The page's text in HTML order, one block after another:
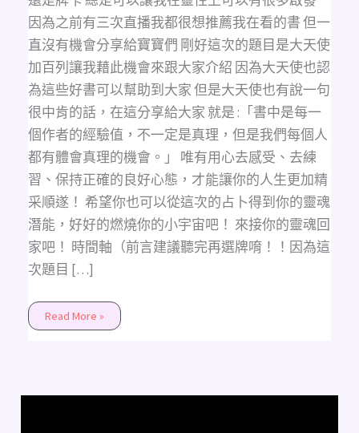
因為之前有三次直播我都很想推薦我在看的書 但一
直沒有機會分享給寶寶們 剛好這次的題目是大天使
加百列讓我藉此機會來跟大家介紹 因為大天使也認
為這些好書可以幫助到大家 但是大天使也有說一句
很中肯的話，在這分享給大家 就是 :「書中是每一
個作者的經驗值，不一定是真理，但是我們每個人
都有體會真理的機會。」 唯有用心去感受、去練
習、保持正確的良好心態，才能讓你的人生更加精
采順遂！ 希望你也可以從這次的占卜得到你的靈魂
潛能，好好的燃燒你的小宇宙吧！ 來接你的靈魂回
家吧！ 時間軸（前言建議聽完再選牌唷！！因為這
次題目 […]
狀
態，
快
來
接
你
的
靈
魂
回
家
吧!
(不
限
時
間/
不
限
狀
況)
Read More »